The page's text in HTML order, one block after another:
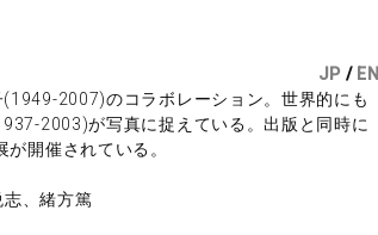
JP / EN
2007)のコラボレーション。世界的にも
2003)が写真に捉えている。出版と同時に
開催されている。
、緒方篤